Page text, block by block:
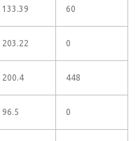
133.39 60
203.22 0
200.4 448
96.5 0